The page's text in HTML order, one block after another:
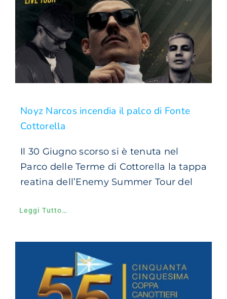
Noyz Narcos incendia il palco di Fonte
Cottorella
Il 30 Giugno scorso si è tenuta nel
Parco delle Terme di Cottorella la tappa
reatina dell’Enemy Summer Tour del
Leggi Tutto…